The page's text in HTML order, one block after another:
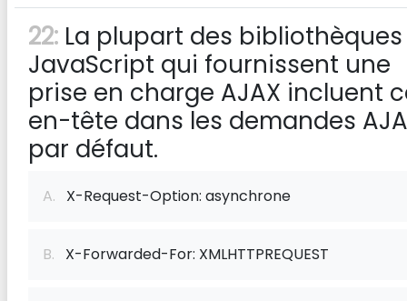
22: La plupart des bibliothèques
JavaScript qui fournissent une
prise en charge AJAX incluent
en-tête dans les demandes
par défaut.
A. X-Request-Option: asynchrone
B. X-Forwarded-For: XMLHTTPREQUEST